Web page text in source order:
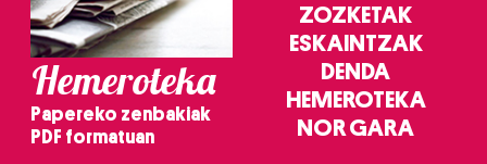
Hemeroteka
Papereko zenbakiak
PDF formatuan
ZOZKETAK
ESKAINTZAK
DENDA
HEMEROTEKA
NOR GARA